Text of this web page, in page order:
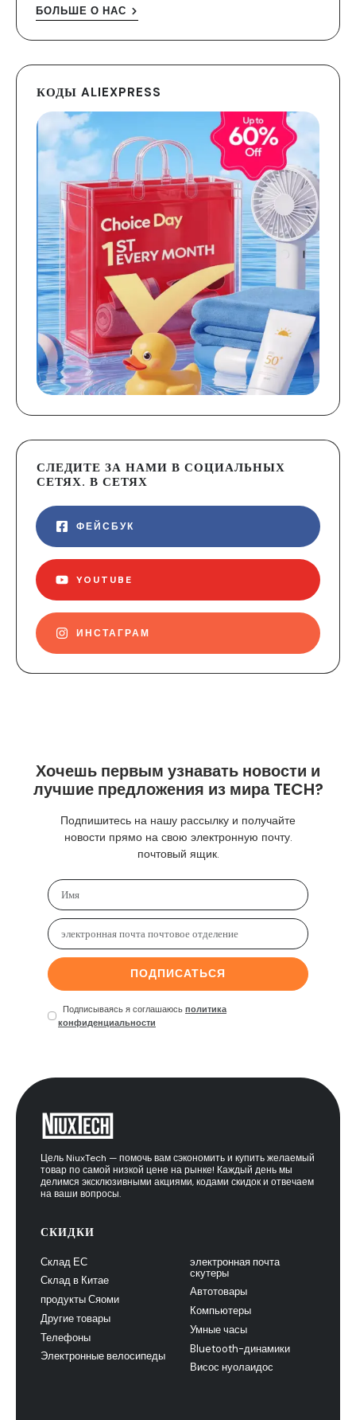
БОЛЬШЕ О НАС
КОДЫ ALIEXPRESS
СЛЕДИТЕ ЗА НАМИ В СОЦИАЛЬНЫХ
СЕТЯХ. В СЕТЯХ
ФЕЙСБУК
YOUTUBE
ИНСТАГРАМ
Хочешь первым узнавать новости и
лучшие предложения из мира TECH?
Подпишитесь на нашу рассылку и получайте
новости прямо на свою электронную почту.
почтовый ящик.
ПОДПИСАТЬСЯ
Подписываясь я соглашаюсь политика
конфиденциальности
Цель NiuxTech — помочь вам сэкономить и купить желаемый
товар по самой низкой цене на рынке! Каждый день мы
делимся эксклюзивными акциями, кодами скидок и отвечаем
на ваши вопросы.
СКИДКИ
Склад ЕС
Склад в Китае
продукты Сяоми
Другие товары
Телефоны
Электронные велосипеды
электронная почта
скутеры
Автотовары
Компьютеры
Умные часы
Bluetooth-динамики
Висос нуолаидос